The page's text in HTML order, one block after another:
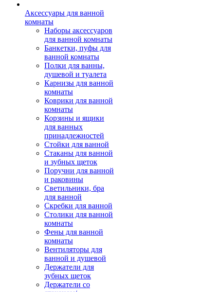
Аксессуары для ванной
комнаты
Наборы аксессуаров
для ванной комнаты
Банкетки, пуфы для
ванной комнаты
Полки для ванны,
душевой и туалета
Карнизы для ванной
комнаты
Коврики для ванной
комнаты
Корзины и ящики
для ванных
принадлежностей
Стойки для ванной
Стаканы для ванной
и зубных щеток
Поручни для ванной
и раковины
Светильники, бра
для ванной
Скребки для ванной
Столики для ванной
комнаты
Фены для ванной
комнаты
Вентиляторы для
ванной и душевой
Держатели для
зубных щеток
Держатели со